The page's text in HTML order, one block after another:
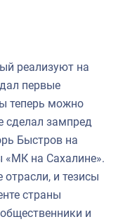
ценностей
реализуют на
первые
теперь можно
сделал зампред
Быстров на
«МК на Сахалине».
и тезисы
страны
и